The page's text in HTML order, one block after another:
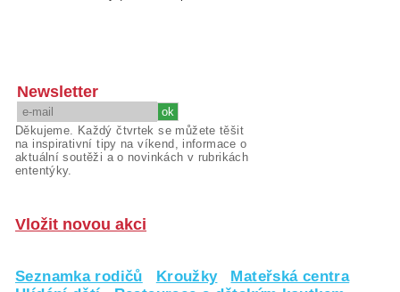
Newsletter
Děkujeme. Každý čtvrtek se můžete těšit
na inspirativní tipy na víkend, informace o
aktuální soutěži a o novinkách v rubrikách
ententýky.
Vložit novou akci
Seznamka rodičů Kroužky
Mateřská centra